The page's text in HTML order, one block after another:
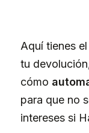
Aquí tienes
tu
cómo
para que no
intereses si